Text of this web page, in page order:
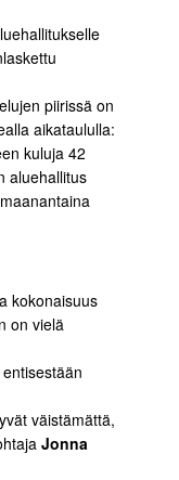
piirissä on
aikataululla:
kuluja 42
aluehallitus
kokonaisuus
on vielä
väistämättä,
Jonna